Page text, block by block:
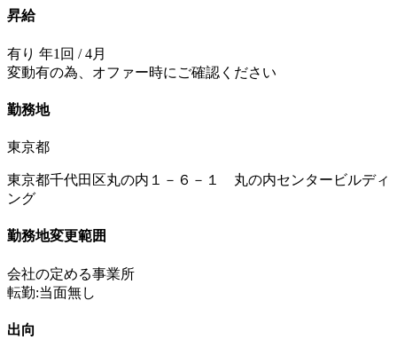
昇給
有り 年1回 / 4月
変動有の為、オファー時にご確認ください
勤務地
東京都
東京都千代田区丸の内１－６－１ 丸の内センタービルディ
ング
勤務地変更範囲
会社の定める事業所
転勤:当面無し
出向